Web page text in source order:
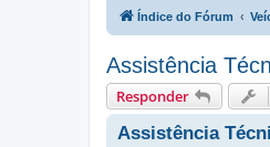
Índice do Fórum
Assistência
Responder
Assistência